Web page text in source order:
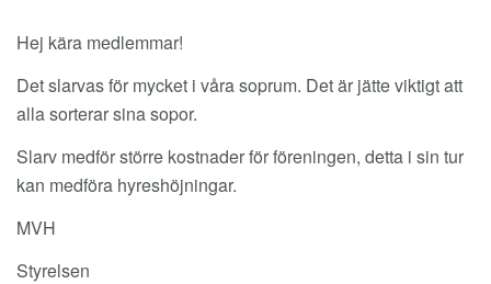
Hej kära medlemmar!
Det slarvas för mycket i våra soprum. Det är jätte viktigt att
alla sorterar sina sopor.
Slarv medför större kostnader för föreningen, detta i sin tur
kan medföra hyreshöjningar.
MVH
Styrelsen